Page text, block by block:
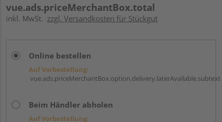
vue.ads.priceMerchantBox.total
inkl. MwSt. zzgl. Versandkosten für Stückgut
Online bestellen
Auf Vorbestellung:
vue.ads.priceMerchantBox.option.delivery.laterAvailable.subtext
Beim Händler abholen
Auf Vorbestellung: